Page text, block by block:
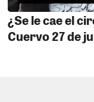
¿Se le cae el
Cuervo 27 de